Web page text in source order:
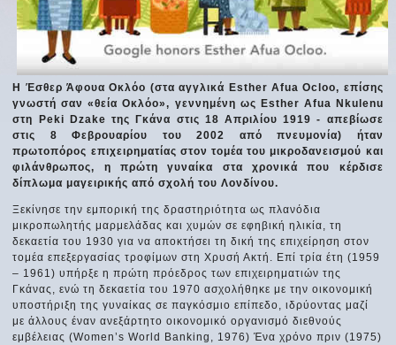
Η Έσθερ Άφουα Οκλόο (στα αγγλικά Esther Afua Ocloo, επίσης
γνωστή σαν «θεία Οκλόο», γεννημένη ως Esther Afua Nkulenu
στη Peki Dzake της Γκάνα στις 18 Απριλίου 1919 - απεβίωσε
στις 8 Φεβρουαρίου του 2002 από πνευμονία) ήταν
πρωτοπόρος επιχειρηματίας στον τομέα του μικροδανεισμού και
φιλάνθρωπος, η πρώτη γυναίκα στα χρονικά που κέρδισε
δίπλωμα μαγειρικής από σχολή του Λονδίνου.
Ξεκίνησε την εμπορική της δραστηριότητα ως πλανόδια
μικροπωλητής μαρμελάδας και χυμών σε εφηβική ηλικία, τη
δεκαετία του 1930 για να αποκτήσει τη δική της επιχείρηση στον
τομέα επεξεργασίας τροφίμων στη Χρυσή Ακτή. Επί τρία έτη (1959
– 1961) υπήρξε η πρώτη πρόεδρος των επιχειρηματιών της
Γκάνας, ενώ τη δεκαετία του 1970 ασχολήθηκε με την οικονομική
υποστήριξη της γυναίκας σε παγκόσμιο επίπεδο, ιδρύοντας μαζί
με άλλους έναν ανεξάρτητο οικονομικό οργανισμό διεθνούς
εμβέλειας (Women’s World Banking, 1976) Ένα χρόνο πριν (1975)